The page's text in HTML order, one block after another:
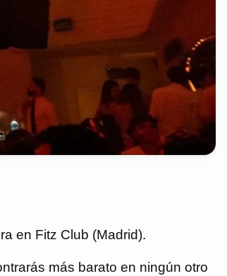
en Fitz Club (Madrid).
más barato en ningún otro